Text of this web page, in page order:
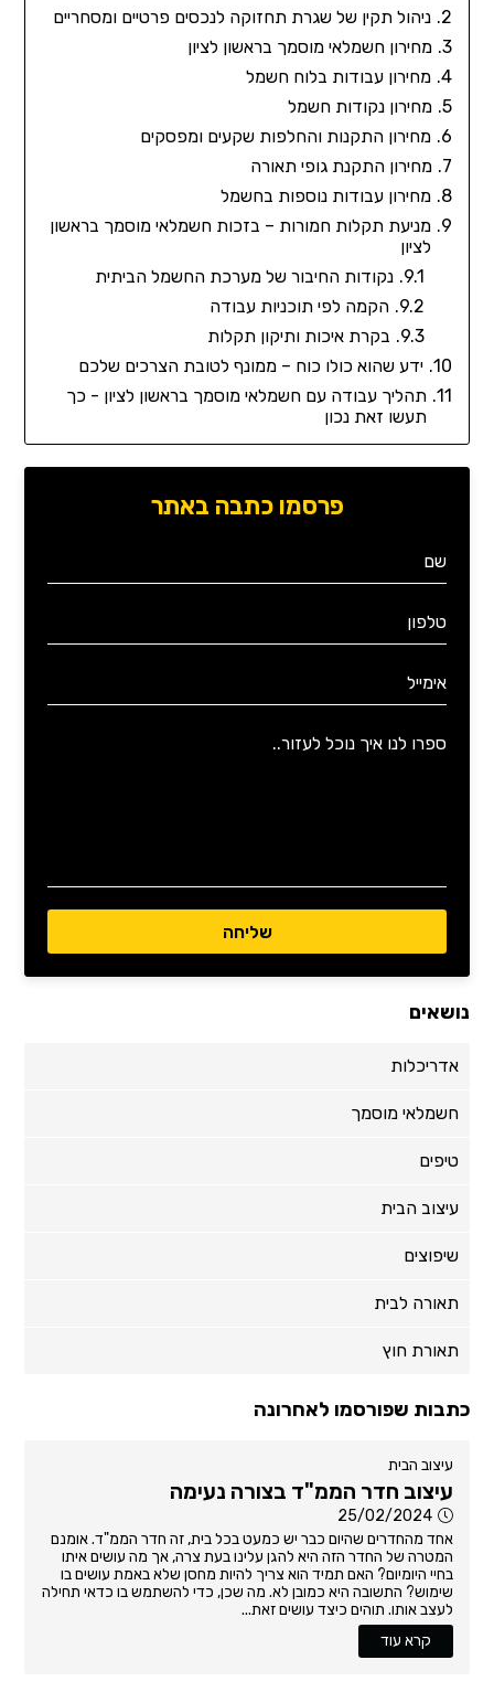
ניהול תקין של שגרת תחזוקה לנכסים פרטיים ומסחריים
מחירון חשמלאי מוסמך בראשון לציון
מחירון עבודות בלוח חשמל
מחירון נקודות חשמל
מחירון התקנות והחלפות שקעים ומפסקים
מחירון התקנת גופי תאורה
מחירון עבודות נוספות בחשמל
מניעת תקלות חמורות – בזכות חשמלאי מוסמך בראשון
לציון
נקודות החיבור של מערכת החשמל הביתית
הקמה לפי תוכניות עבודה
בקרת איכות ותיקון תקלות
ידע שהוא כולו כוח – ממונף לטובת הצרכים שלכם
תהליך עבודה עם חשמלאי מוסמך בראשון לציון - כך
תעשו זאת נכון
פרסמו כתבה באתר
נושאים
אדריכלות
חשמלאי מוסמך
טיפים
עיצוב הבית
שיפוצים
תאורה לבית
תאורת חוץ
כתבות שפורסמו לאחרונה
עיצוב הבית
עיצוב חדר הממ"ד בצורה נעימה
25/02/2024
אחד מהחדרים שהיום כבר יש כמעט בכל בית, זה חדר הממ"ד. אומנם
המטרה של החדר הזה היא להגן עלינו בעת צרה, אך מה עושים איתו
בחיי היומיום? האם תמיד הוא צריך להיות מחסן שלא באמת עושים בו
שימוש? התשובה היא כמובן לא. מה שכן, כדי להשתמש בו כדאי תחילה
לעצב אותו. תוהים כיצד עושים זאת...
קרא עוד